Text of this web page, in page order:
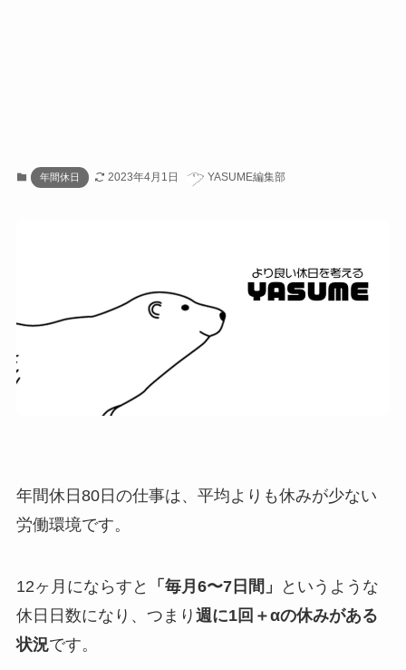
年間休日 2023年4月1日 YASUME編集部
年間休日80日の仕事は、平均よりも休みが少ない
労働環境です。
12ヶ月にならすと 「毎月6〜7日間」
というような
休日日数になり、つまり 週に1回＋αの休みがある
状況です。